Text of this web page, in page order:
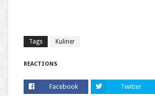
Tags Kuliner
REACTIONS
Facebook Twitter